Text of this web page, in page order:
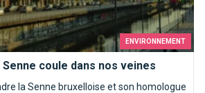
ENVIRONNEMENT
Senne coule dans nos veines
la Senne bruxelloise et son homologue